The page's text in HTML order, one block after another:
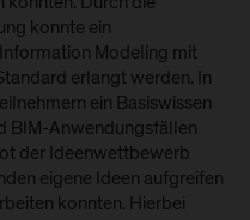
konnte ein
Modeling mit
erlangt werden. In
ein Basiswissen
BIM-Anwendungsfällen
der Ideenwettbewerb
eigene Ideen aufgreifen
konnten. Hierbei